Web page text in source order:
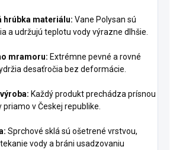
hrúbka materiálu: Vane Polysan sú
a udržujú teplotu vody výrazne dlhšie.
mramoru: Extrémne pevné a rovné
desaťročia bez deformácie.
Každý produkt prechádza prísnou
v Českej republike.
Sprchové sklá sú ošetrené vrstvou,
vody a bráni usadzovaniu